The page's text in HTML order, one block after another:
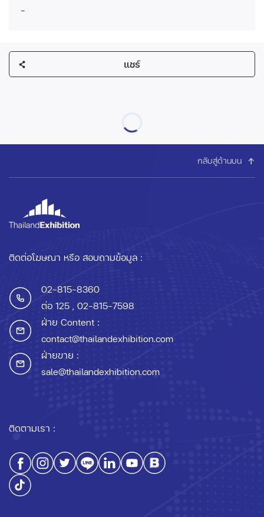
-
แชร์
กลับสู่ด้านบน
ติดต่อโฆษณา หรือ สอบถามข้อมูล :
02-815-8360
ต่อ 125 , 02-815-7598
ฝ่าย Content :
contact@thailandexhibition.com
ฝ่ายขาย :
sale@thailandexhibition.com
ติดตามเรา :